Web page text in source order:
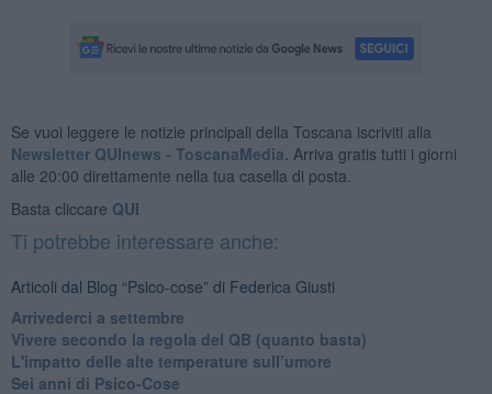
Se vuoi leggere le notizie principali della Toscana iscriviti alla
Newsletter QUInews - ToscanaMedia. Arriva gratis tutti i giorni
alle 20:00 direttamente nella tua casella di posta.
Basta cliccare QUI
Ti potrebbe interessare anche:
Articoli dal Blog “Psico-cose” di Federica Giusti
​Arrivederci a settembre
​Vivere secondo la regola del QB (quanto basta)
​L'impatto delle alte temperature sull’umore
Sei anni di Psico-Cose